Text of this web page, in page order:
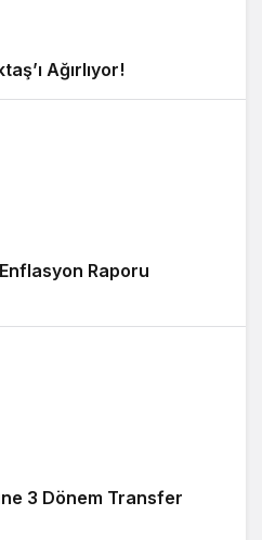
Ağırlıyor!
Raporu
3 Dönem Transfer